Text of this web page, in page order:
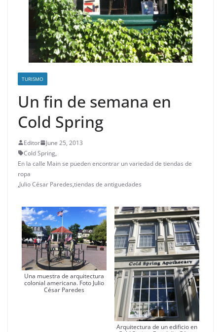
TURISMO
Un fin de semana en
Cold Spring
Editor
June 25, 2013
Cold Spring,
En la calle Main se pueden encontrar un variedad de tiendas de
ropa
,Julio César Paredes,tiendas de antiguedades
Una muestra de arquitectura
colonial americana. Foto Julio
César Paredes
Arquitectura de un edificio en